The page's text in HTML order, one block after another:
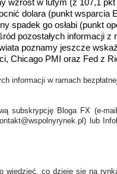
wzrost w lutym (z 107,1
dolara (punkt wsparcia
spadek go osłabi (punkt
pozostałych informacji z
poznamy jeszcze
Chicago PMI oraz Fed z
informacji w ramach
subskrypcję Bloga FX (e-
lub
wiedzieć, co dzieje się na